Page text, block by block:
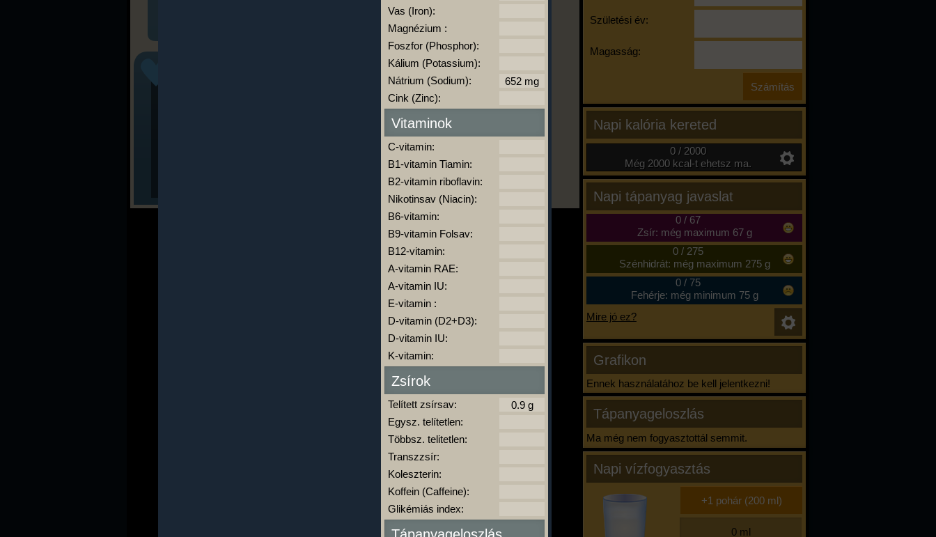
Születési év:
Magasság:
Napi kalória kereted
0 / 2000
Még 2000 kcal-t ehetsz ma.
Napi tápanyag javaslat
0/ 67
Zsír: még maximum 67 g
0/ 275
Szénhidrát: még maximum 275 g
0/ 75
Fehérje: még minimum 75 g
Mire jó ez?
Grafikon
Ennek használatához be kell jelentkezni!
Tápanyageloszlás
Ma még nem fogyasztottál semmit.
Napi vízfogyasztás
kalóriabázis.hu
-
Vas (Iron):
Magnézium :
Foszfor (Phosphor):
Kálium (Potassium):
Nátrium (Sodium):
Cink (Zinc):
Vitaminok
C-vitamin:
B1-vitamin Tiamin:
B2-vitamin riboflavin:
Nikotinsav (Niacin):
B6-vitamin:
B9-vitamin Folsav:
B12-vitamin:
A-vitamin RAE:
A-vitamin IU:
E-vitamin :
D-vitamin (D2+D3):
D-vitamin IU:
K-vitamin:
Zsírok
Telített zsírsav:
Egysz. telítetlen:
Többsz. telitetlen:
Transzzsír:
Koleszterin:
Koffein (Caffeine):
Glikémiás index: